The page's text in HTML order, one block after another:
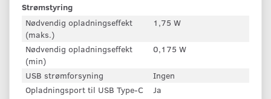
Strømstyring
Nødvendig opladningseffekt
(maks.)
1,75 W
Nødvendig opladningseffekt
(min)
0,175 W
USB strømforsyning
Ingen
Opladningsport til USB Type-C
Ja